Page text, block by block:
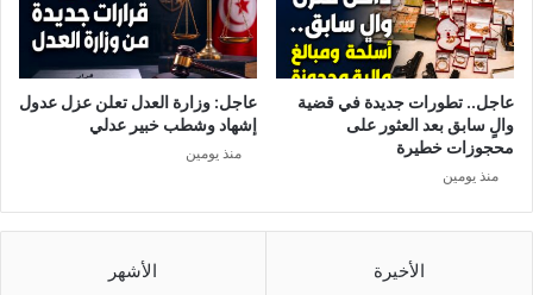
عاجل.. تطورات جديدة في قضية
والٍ سابق بعد العثور على
محجوزات خطيرة
منذ يومين
عاجل: وزارة العدل تعلن عزل عدول
إشهاد وشطب خبير عدلي
منذ يومين
الأخيرة الأشهر